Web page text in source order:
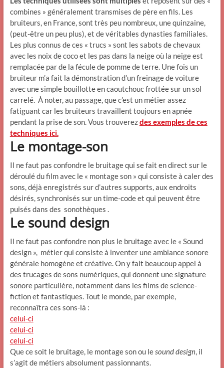
combines » généralement transmises de père en fils. Les
bruiteurs, en France, sont très peu nombreux, une quinzaine,
(peut-être un peu plus), et de véritables dynasties familiales.
Les plus connus de ces « trucs » sont les sabots de chevaux
avec les noix de coco et les pas dans la neige où la neige est
remplacée par de la fécule de pomme de terre. Une fois un
bruiteur m’a fait la démonstration d’un freinage de voiture
avec une simple bouillotte en caoutchouc frottée sur un sol
carrelé. À noter, au passage, que c’est un métier assez
fatiguant car les bruiteurs travaillent toujours en apnée
pendant la prise de son. Vous trouverezdes exemples de ces
techniques ici.
Le montage-son
Il ne faut pas confondre le bruitage qui se fait en direct sur le
déroulé du film avec le « montage son » qui consiste à caler des
sons, déjà enregistrés sur d’autres supports, aux endroits
désirés, synchronisés sur un time-code et qui peuvent être
puisés dans des sonothèques .
Le sound design
Il ne faut pas confondre non plus le bruitage avec le « Sound
design », métier qui consiste à inventer une ambiance sonore
générale homogène et créative. On y fait beaucoup appel à
des trucages de sons numériques, qui donnent une signature
sonore particulière, notamment dans les films de science-
fiction et fantastiques. Tout le monde, par exemple,
reconnaîtra ces sons-là :
celui-ci
celui-ci
celui-ci
Que ce soit le bruitage, le montage son ou lesound design, il
s’agit de métiers absolument passionnants.